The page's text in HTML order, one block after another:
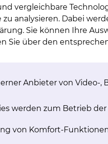
vergleichbare
analysieren. Dabei
Sie können Ihre
Sie über den
Anbieter von Video-,
werden zum Betrieb
von Komfort-